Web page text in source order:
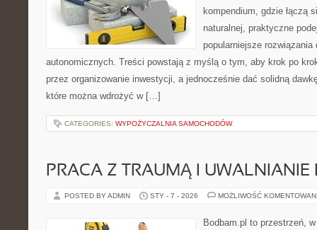
kompendium, gdzie łączą
naturalnej, praktyczne
popularniejsze rozwiązania
autonomicznych. Treści powstają z myślą o tym, aby krok po
przez organizowanie inwestycji, a jednocześnie dać solidną
które można wdrożyć w […]
CATEGORIES: WYPOŻYCZALNIA SAMOCHODÓW
PRACA Z TRAUMĄ I UWALNIANIE
POSTED BY ADMIN STY - 7 - 2026 MOŻLIWOŚĆ
Bodbam.pl to przestrzeń,